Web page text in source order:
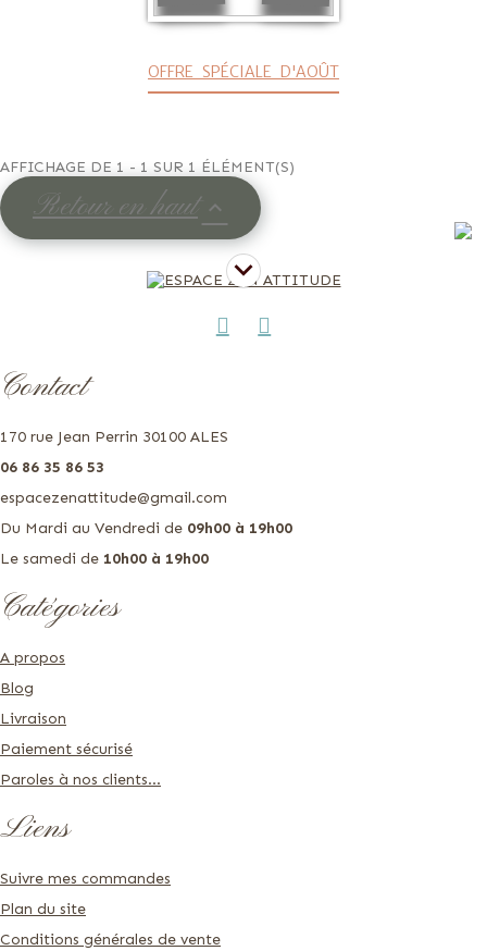
OFFRE SPÉCIALE D'AOÛT
AFFICHAGE DE 1 - 1 SUR 1 ÉLÉMENT(S)
Retour en haut 
Contact
170 rue Jean Perrin 30100 ALES
06 86 35 86 53
espacezenattitude@gmail.com
Du Mardi au Vendredi de 09h00 à 19h00
Le samedi de 10h00 à 19h00
Catégories
A propos
Blog
Livraison
Paiement sécurisé
Paroles à nos clients...
Liens
Suivre mes commandes
Plan du site
Conditions générales de vente